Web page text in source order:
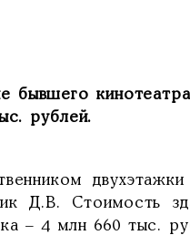
бывшего
рублей.
Д.В. Стоимость
– 4 млн 660 тыс.